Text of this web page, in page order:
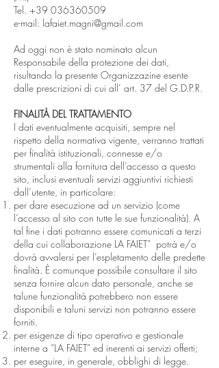
Tel. +39 036360509
e-mail: lafaiet.magni@gmail.com
Ad oggi non è stato nominato alcun
Responsabile della protezione dei dati,
risultando la presente Organizzazine esente
dalle prescrizioni di cui all’ art. 37 del G.D.P.R.
FINALITÀ DEL TRATTAMENTO
I dati eventualmente acquisiti, sempre nel
rispetto della normativa vigente, verranno trattati
per finalità istituzionali, connesse e/o
strumentali alla fornitura dell’accesso a questo
sito, inclusi eventuali servizi aggiuntivi richiesti
dall’utente, in particolare:
per dare esecuzione ad un servizio (come
l’accesso al sito con tutte le sue funzionalità). A
tal fine i dati potranno essere comunicati a terzi
della cui collaborazione LA FAIET” potrà e/o
dovrà avvalersi per l’espletamento delle predette
finalità. È comunque possibile consultare il sito
senza fornire alcun dato personale, anche se
talune funzionalità potrebbero non essere
disponibili e taluni servizi non potranno essere
forniti.
per esigenze di tipo operativo e gestionale
interne a “LA FAIET” ed inerenti ai servizi offerti;
per eseguire, in generale, obblighi di legge.